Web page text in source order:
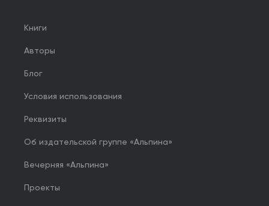
Книги
Авторы
Блог
Условия использования
Реквизиты
Об издательской группе «Альпина»
Вечерняя «Альпина»
Проекты